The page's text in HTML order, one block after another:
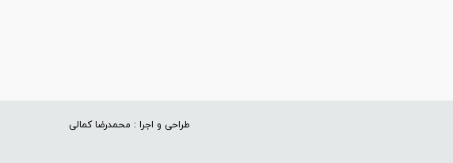
طراحی و اجرا : محمدرضا کمالی